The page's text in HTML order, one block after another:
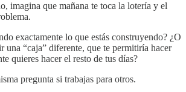
imagina que mañana te toca la lotería y el
exactamente lo que estás construyendo? ¿O
una “caja” diferente, que te permitiría hacer
quieres hacer el resto de tus días?
pregunta si trabajas para otros.